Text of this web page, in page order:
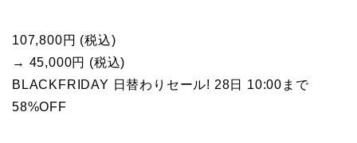
107,800円 (税込)
→ 45,000円 (税込)
BLACKFRIDAY 日替わりセール! 28日 10:00まで
58%OFF